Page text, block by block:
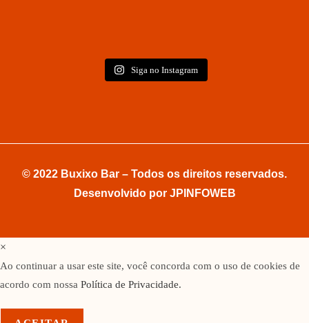
Siga no Instagram
© 2022 Buxixo Bar – Todos os direitos reservados.
Desenvolvido por JPINFOWEB
×
Ao continuar a usar este site, você concorda com o uso de cookies de
acordo com nossa Política de Privacidade.